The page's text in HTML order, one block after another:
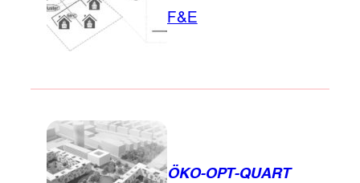
F&E
ÖKO-OPT-QUART